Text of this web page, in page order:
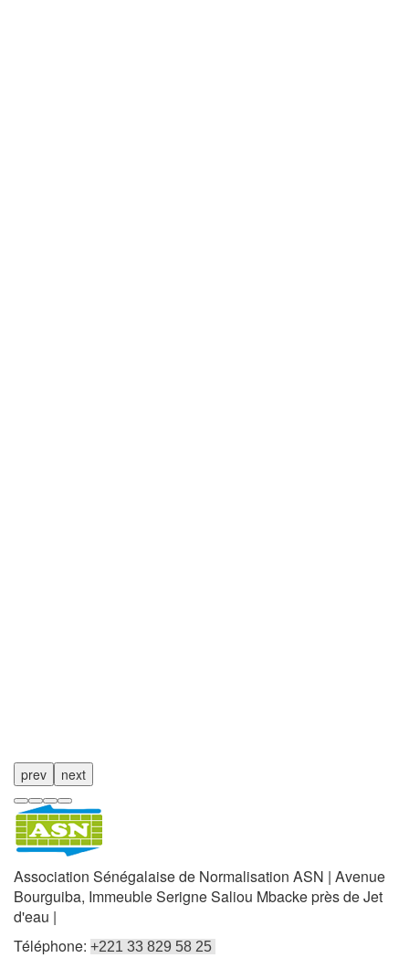
prev next
Association Sénégalaise de Normalisation ASN | Avenue
Bourguiba, Immeuble Serigne Saliou Mbacke près de Jet
d'eau |
Téléphone: +221 33 829 58 25